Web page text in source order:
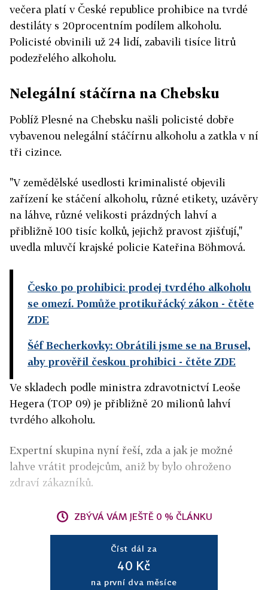
večera platí v České republice prohibice na tvrdé
destiláty s 20procentním podílem alkoholu.
Policisté obvinili už 24 lidí, zabavili tisíce litrů
podezřelého alkoholu.
Nelegální stáčírna na Chebsku
Poblíž Plesné na Chebsku našli policisté dobře
vybavenou nelegální stáčírnu alkoholu a zatkla v ní
tři cizince.
"V zemědělské usedlosti kriminalisté objevili
zařízení ke stáčení alkoholu, různé etikety, uzávěry
na láhve, různé velikosti prázdných lahví a
přibližně 100 tisíc kolků, jejichž pravost zjišťují,"
uvedla mluvčí krajské policie Kateřina Böhmová.
Česko po prohibici: prodej tvrdého alkoholu
se omezí. Pomůže protikuřácký zákon - čtěte
ZDE
Šéf Becherkovky: Obrátili jsme se na Brusel,
aby prověřil českou prohibici - čtěte ZDE
Ve skladech podle ministra zdravotnictví Leoše
Hegera (TOP 09) je přibližně 20 milionů lahví
tvrdého alkoholu.
Expertní skupina nyní řeší, zda a jak je možné
lahve vrátit prodejcům, aniž by bylo ohroženo
zdraví zákazníků.
ZBÝVÁ VÁM JEŠTĚ 0 % ČLÁNKU
Číst dál za
40 Kč
na první dva měsíce